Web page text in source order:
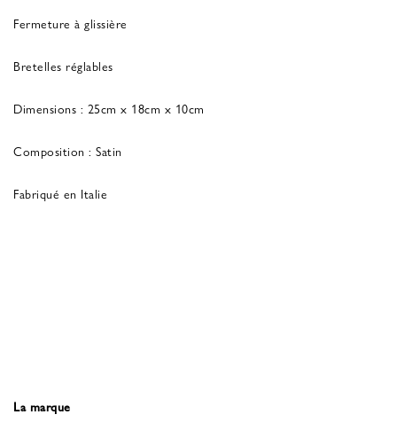
Fermeture à glissière
Bretelles réglables
Dimensions : 25cm x 18cm x 10cm
Composition : Satin
Fabriqué en Italie
La marque